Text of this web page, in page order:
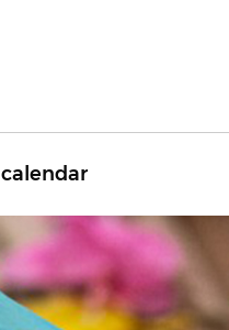
calendar